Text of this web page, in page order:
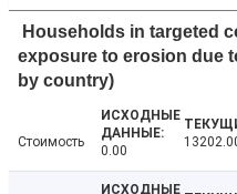
Households in targeted
exposure to erosion due
by country)
Стоимость
0.00